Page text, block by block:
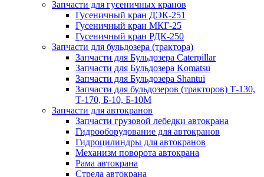
Запчасти для гусеничных кранов
Гусеничный кран ДЭК-251
Гусеничный кран МКГ-25
Гусеничный кран РДК-250
Запчасти для бульдозера (трактора)
Запчасти для Бульдозера Caterpillar
Запчасти для Бульдозера Komatsu
Запчасти для Бульдозера Shantui
Запчасти для бульдозеров (тракторов) Т-130,
Т-170, Б-10, Б-10М
Запчасти для автокранов
Запчасти грузовой лебедки автокрана
Гидрооборудование для автокранов
Гидроцилиндры для автокранов
Механизм поворота автокрана
Рама автокрана
Стрела автокрана